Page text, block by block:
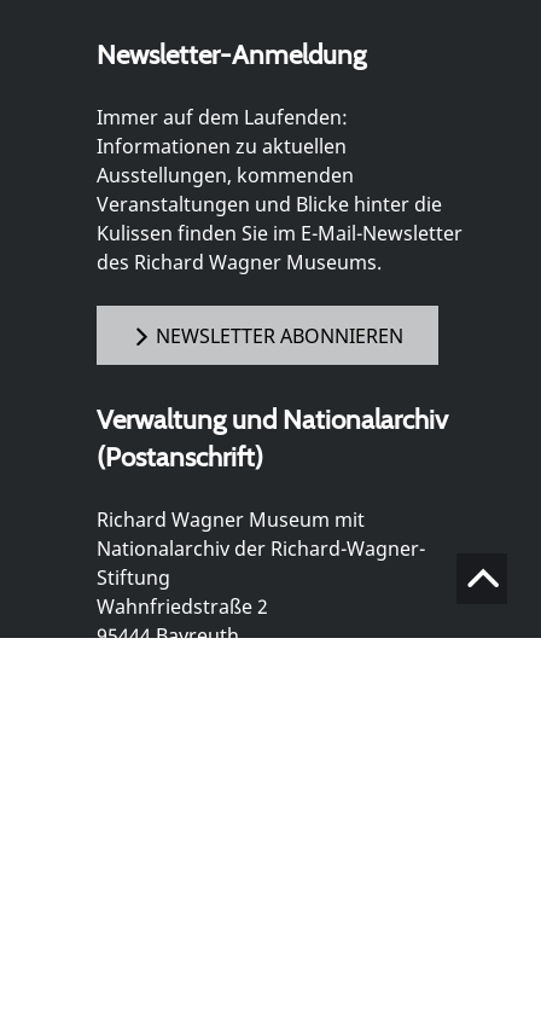
Newsletter-Anmeldung
Immer auf dem Laufenden:
Informationen zu aktuellen
Ausstellungen, kommenden
Veranstaltungen und Blicke hinter die
Kulissen finden Sie im E-Mail-Newsletter
des Richard Wagner Museums.
NEWSLETTER ABONNIEREN
Verwaltung und Nationalarchiv
(Postanschrift)
Richard Wagner Museum mit
Nationalarchiv der Richard-Wagner-
Stiftung
Wahnfriedstraße 2
95444 Bayreuth